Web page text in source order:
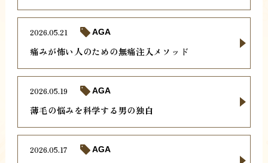
痛みが怖い人のための無痛注入メソッド
2026.05.21 AGA
薄毛の悩みを科学する男の独白
2026.05.19 AGA
2026.05.17 AGA